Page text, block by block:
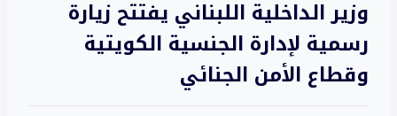
وزير الداخلية اللبناني يفتتح زيارة
رسمية لإدارة الجنسية الكويتية
وقطاع الأمن الجنائي